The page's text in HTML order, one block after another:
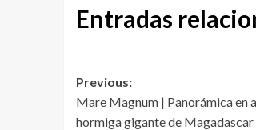
Entradas
Post
navigation
Previous:
Mare Magnum | Panorámica en
hormiga gigante de Magadascar